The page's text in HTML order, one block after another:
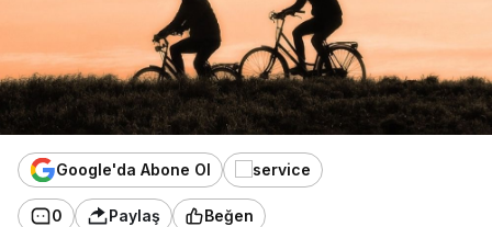
Google'da Abone Ol
0 Paylaş Beğen